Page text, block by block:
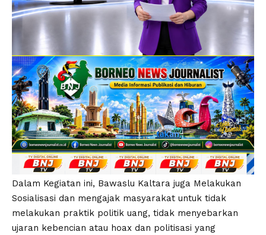
Dalam Kegiatan ini, Bawaslu Kaltara juga Melakukan
Sosialisasi dan mengajak masyarakat untuk tidak
melakukan praktik politik uang, tidak menyebarkan
ujaran kebencian atau hoax dan politisasi yang